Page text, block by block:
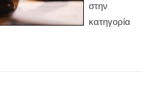
στην
κατηγορία